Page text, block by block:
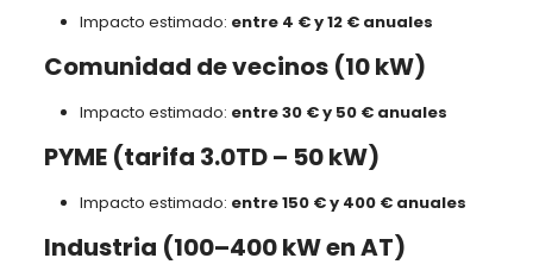
Impacto estimado: entre 4 € y 12 € anuales
Comunidad de vecinos (10 kW)
Impacto estimado: entre 30 € y 50 € anuales
PYME (tarifa 3.0TD – 50 kW)
Impacto estimado: entre 150 € y 400 € anuales
Industria (100–400 kW en AT)